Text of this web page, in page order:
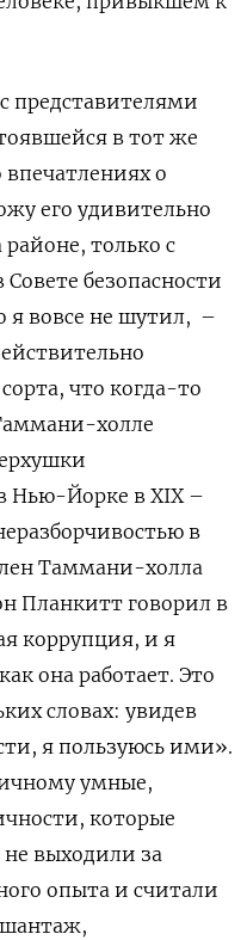
представителями
в тот же
впечатлениях о
его удивительно
только с
безопасности
я вовсе не шутил, –
что когда-то
холле
Нью-Йорке в XIX –
в
Таммани-холла
Планкитт говорил в
коррупция, и я
она работает. Это
словах: увидев
я пользуюсь ими».
умные,
которые
не выходили за
опыта и считали
шантаж,